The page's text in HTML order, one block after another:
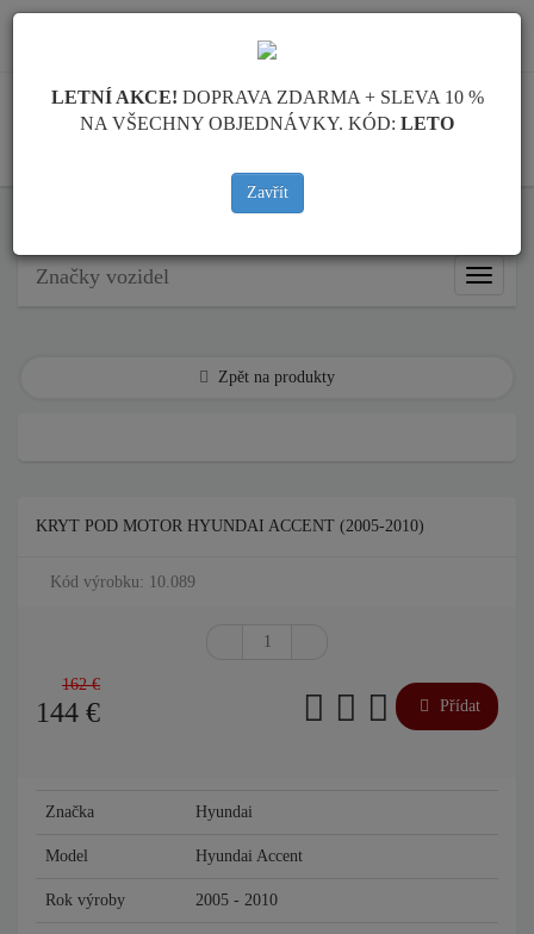
info@krytpodmotor.com
Značky
Značky vozidel
Zpět na produkty
KRYT POD MOTOR HYUNDAI ACCENT (2005-2010)
Kód výrobku: 10.089
162 €
144 € Přídat
Značka Hyundai
Model Hyundai Accent
Rok výroby 2005 - 2010
LETNÍ AKCE! DOPRAVA ZDARMA + SLEVA 10 %
NA VŠECHNY OBJEDNÁVKY. KÓD: LETO
Zavřít